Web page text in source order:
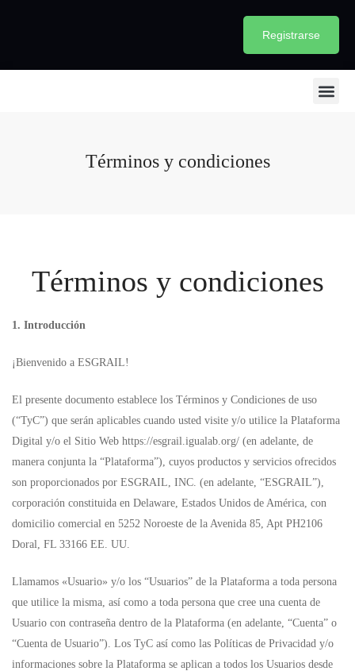
Registrarse
Términos y condiciones
Términos y condiciones
1. Introducción
¡Bienvenido a ESGRAIL!
El presente documento establece los Términos y Condiciones de uso
(“TyC”) que serán aplicables cuando usted visite y/o utilice la Plataforma
Digital y/o el Sitio Web https://esgrail.igualab.org/ (en adelante, de
manera conjunta la “Plataforma”), cuyos productos y servicios ofrecidos
son proporcionados por ESGRAIL, INC. (en adelante, “ESGRAIL”),
corporación constituida en Delaware, Estados Unidos de América, con
domicilio comercial en 5252 Noroeste de la Avenida 85, Apt PH2106
Doral, FL 33166 EE. UU.
Llamamos «Usuario» y/o los “Usuarios” de la Plataforma a toda persona
que utilice la misma, así como a toda persona que cree una cuenta de
Usuario con contraseña dentro de la Plataforma (en adelante, “Cuenta” o
“Cuenta de Usuario”). Los TyC así como las Políticas de Privacidad y/o
informaciones sobre la Plataforma se aplican a todos los Usuarios desde